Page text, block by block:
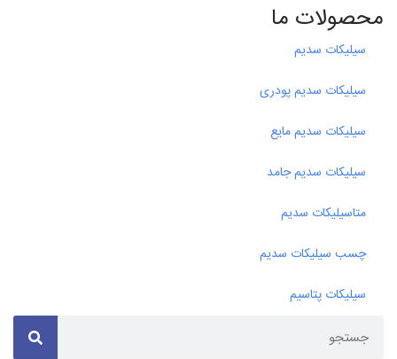
محصولات ما
سیلیکات سدیم
سیلیکات سدیم پودری
سیلیکات سدیم مایع
سیلیکات سدیم جامد
متاسیلیکات سدیم
چسب سیلیکات سدیم
سیلیکات پتاسیم